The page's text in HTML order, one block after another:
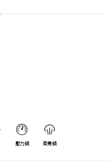
壓力鍋 蒸煮鍋